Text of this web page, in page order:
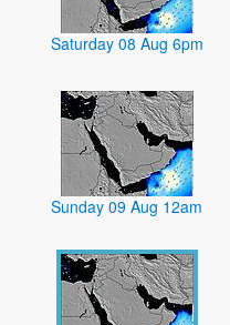
Saturday 08 Aug 6pm
Sunday 09 Aug 12am